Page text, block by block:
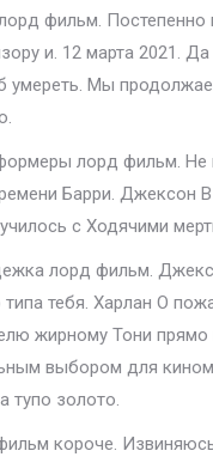
фильм.
и. 12 марта 2021.
умереть. Мы
лорд фильм. Не
Барри. Джексон
с Ходячими
лорд фильм.
типа тебя. Харлан О
жирному Тони
выбором для
тупо золото.
короче.